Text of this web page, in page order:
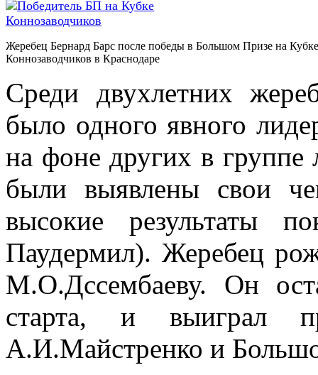
Жеребец Бернард Барс после победы в Большом Призе на Кубке
Коннозаводчиков в Краснодаре
Среди двухлетних
было одного явного
на фоне других в
были выявлены свои
высокие результаты
Паудермил). Жеребец
М.О.Дссембаеву. Он
старта, и выиграл
А.И.Майстренко и